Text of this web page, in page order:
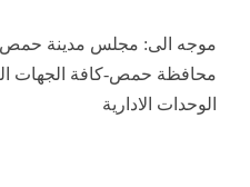
موجه الى: مجلس مدينة حمص-
محافظة حمص-كافة الجهات
الوحدات الادارية